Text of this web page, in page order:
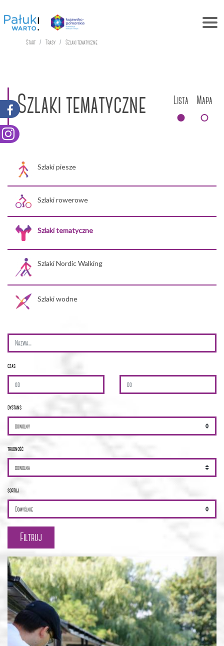
Start Trasy Szlaki tematyczne
Szlaki tematyczne Lista Mapa
Szlaki piesze
Szlaki rowerowe
Szlaki tematyczne
Szlaki Nordic Walking
Szlaki wodne
czas
dystans
trudność
sortuj
Filtruj